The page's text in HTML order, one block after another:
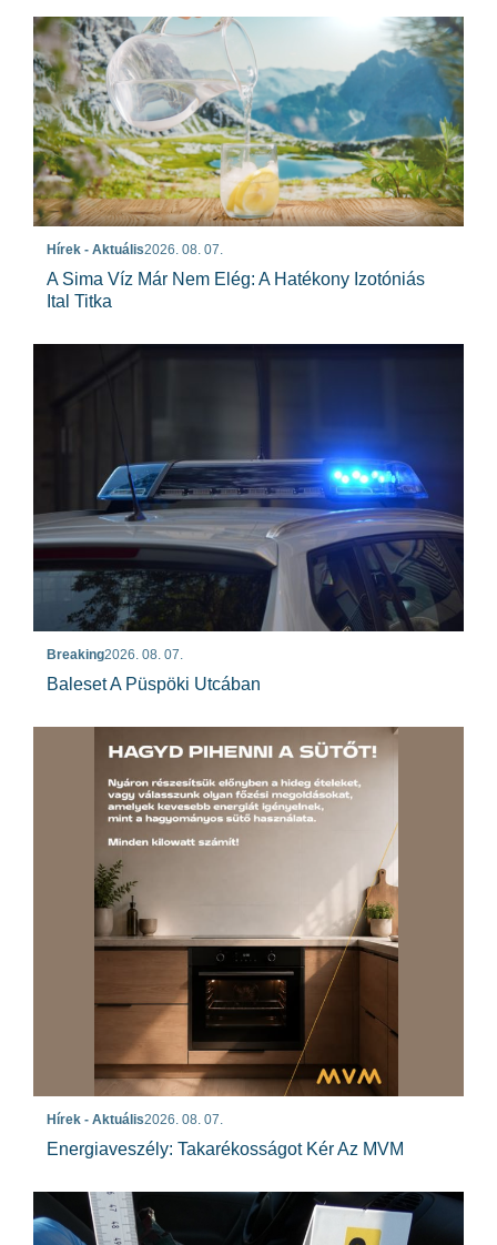
Hírek - Aktuális2026. 08. 07.
A Sima Víz Már Nem Elég: A Hatékony Izotóniás
Ital Titka
Breaking2026. 08. 07.
Baleset A Püspöki Utcában
Hírek - Aktuális2026. 08. 07.
Energiaveszély: Takarékosságot Kér Az MVM